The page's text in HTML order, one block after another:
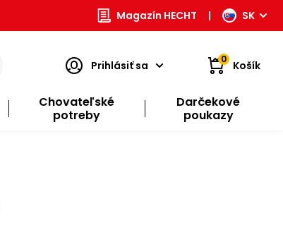
Magazín HECHT | SK
Prihlásiť sa 0 Košík
Chovateľské
potreby
Darčekové
poukazy